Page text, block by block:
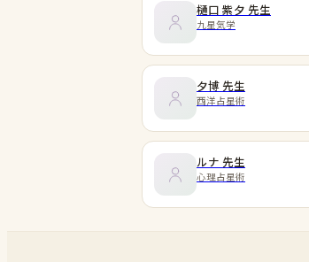
樋口 紫夕 先生
九星気学
夕博 先生
西洋占星術
ルナ 先生
心理占星術